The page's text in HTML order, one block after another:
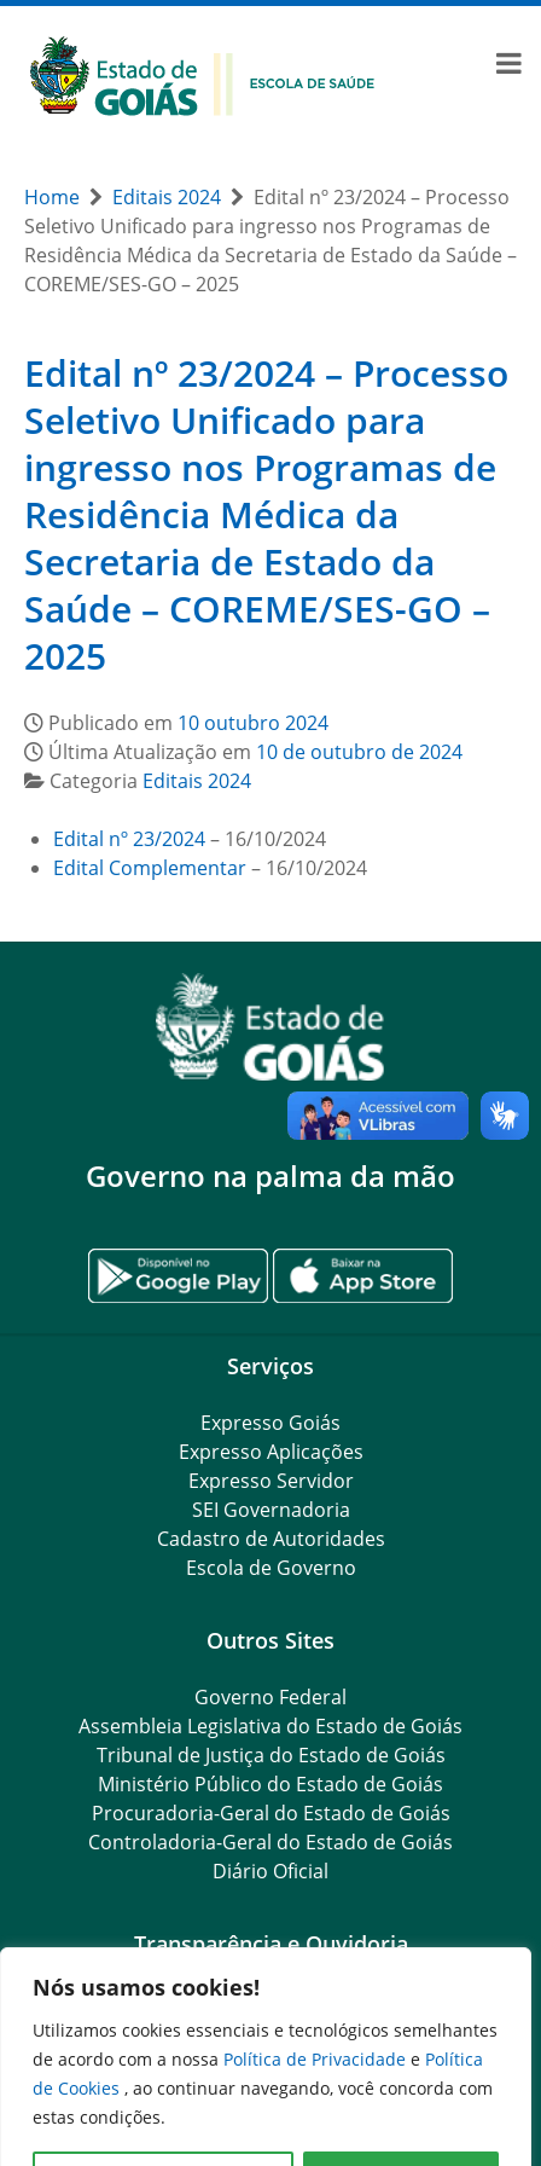
Nós usamos cookies!
Utilizamos cookies essenciais e tecnológicos semelhantes
de acordo com a nossa Política de Privacidade e Política
de Cookies , ao continuar navegando, você concorda com
estas condições.
Home Editais 2024
Edital nº 23/2024 – Processo
Seletivo Unificado para ingresso nos Programas de
Residência Médica da Secretaria de Estado da Saúde –
COREME/SES-GO – 2025
Edital nº 23/2024 – Processo
Seletivo Unificado para
ingresso nos Programas de
Residência Médica da
Secretaria de Estado da
Saúde – COREME/SES-GO –
2025
Publicado em 10 outubro 2024
Última Atualização em 10 de outubro de 2024
Categoria Editais 2024
Edital nº 23/2024– 16/10/2024
Edital Complementar– 16/10/2024
Governo na palma da mão
Serviços
Expresso Goiás
Expresso Aplicações
Expresso Servidor
SEI Governadoria
Cadastro de Autoridades
Escola de Governo
Outros Sites
Governo Federal
Assembleia Legislativa do Estado de Goiás
Tribunal de Justiça do Estado de Goiás
Ministério Público do Estado de Goiás
Procuradoria-Geral do Estado de Goiás
Controladoria-Geral do Estado de Goiás
Diário Oficial
Transparência e Ouvidoria
Goiás Transparência
Dados Abertos Goiás
Ouvidoria Setorial
Ouvidoria Geral
SIC – Serviço de Informação ao Cidadão
e-SIC – Serviço Eletrônico de Informação ao Cidadão